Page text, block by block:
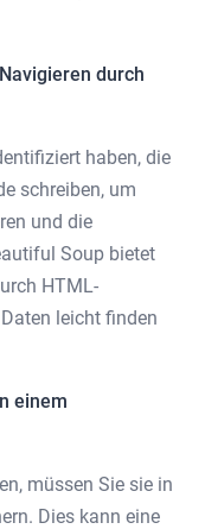
durch
haben, die
schreiben, um
und die
Soup bietet
HTML-
leicht finden
einem
müssen Sie sie in
Dies kann eine